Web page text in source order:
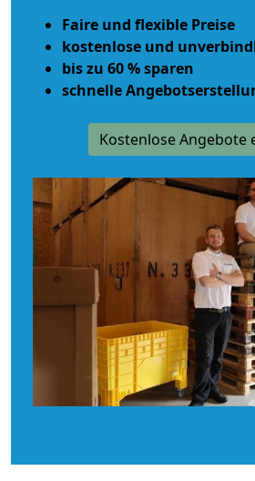
Faire und flexible Preise
kostenlose und
bis zu 60 % sparen
schnelle
Kostenlose Angebote